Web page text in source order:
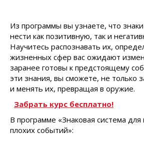
Из программы вы узнаете, что
нести как позитивную, так и
Научитесь распознавать их,
жизненных сфер вас ожидают
заранее готовы к предстоящему
эти знания, вы сможете, не только
и менять их, превращая в оружие.
Забрать курс бесплатно!
В программе «Знаковая система
плохих событий»: